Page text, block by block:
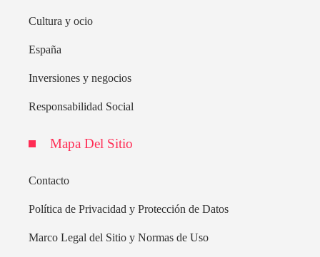
Cultura y ocio
España
Inversiones y negocios
Responsabilidad Social
Mapa Del Sitio
Contacto
Política de Privacidad y Protección de Datos
Marco Legal del Sitio y Normas de Uso